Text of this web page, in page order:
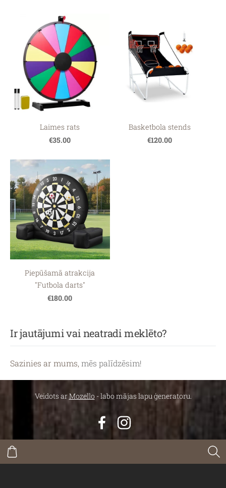
Ir jautājumi vai neatradi meklēto?
Sazinies ar mums, mēs palīdzēsim!
Laimes rats
€35.00
Basketbola stends
€120.00
Piepūšamā atrakcija
"Futbola darts"
€180.00
Veidots arMozello- labo mājas lapu ģeneratoru.